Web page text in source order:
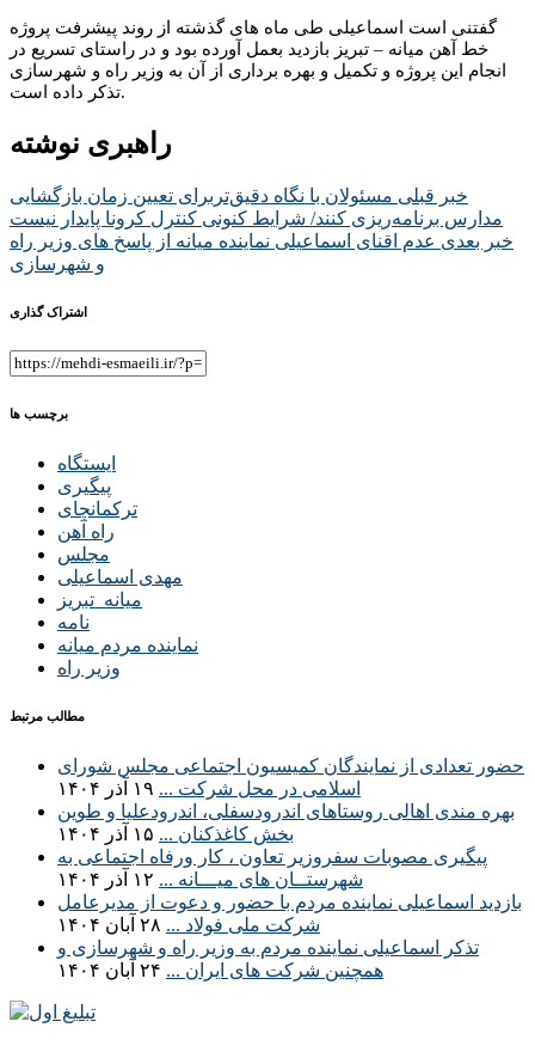
گفتنی است اسماعیلی طی ماه های گذشته از روند پیشرفت پروژه
خط آهن میانه – تبریز بازدید بعمل آورده بود و در راستای تسریع در
انجام این پروژه و تکمیل و بهره برداری از آن به وزیر راه و شهرسازی
تذکر داده است.
راهبری نوشته
خبر قبلی مسئولان با نگاه دقیق‌تربرای تعیین زمان بازگشایی
مدارس برنامه‌ریزی کنند/ شرایط کنونی کنترل کرونا پایدار نیست
خبر بعدی عدم اقنای اسماعیلی نماینده میانه از پاسخ های وزیر راه
و شهرسازی
اشتراک گذاری
برچسب ها
ایستگاه
پیگیری
ترکمانچای
راه آهن
مجلس
مهدی اسماعیلی
میانه_تبریز
نامه
نماینده مردم میانه
وزیر راه
مطالب مرتبط
حضور تعدادی از نمایندگان کمیسیون اجتماعی مجلس شورای
اسلامی در محل شرکت ... ۱۹ آذر ۱۴۰۴
بهره مندی اهالی روستاهای اندرودسفلی، اندرودعلیا و طوین
بخش کاغذکنان ... ۱۵ آذر ۱۴۰۴
پیگیری مصوبات سفروزیر تعاون ، کار ورفاه اجتماعی به
شهرستــان های میـــانه ... ۱۲ آذر ۱۴۰۴
بازدید اسماعیلی نماینده مردم با حضور و دعوت از مدیرعامل
شرکت ملی فولاد ... ۲۸ آبان ۱۴۰۴
تذکر اسماعیلی نماینده مردم به وزیر راه و شهرسازی و
همچنین شرکت های ایران ... ۲۴ آبان ۱۴۰۴